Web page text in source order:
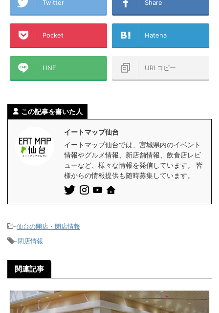
Twitter Share
Pocket Hatena
LINE URLコピー
この記事を書いた人
イートマップ仙台
イートマップ仙台では、宮城県内のイベント
情報やグルメ情報、新店舗情報、飲食店レビ
ューなど、様々な情報を発信しています。 皆
様からの情報提供も随時募集しています。
-仙台の開店・閉店情報
-閉店情報
関連記事